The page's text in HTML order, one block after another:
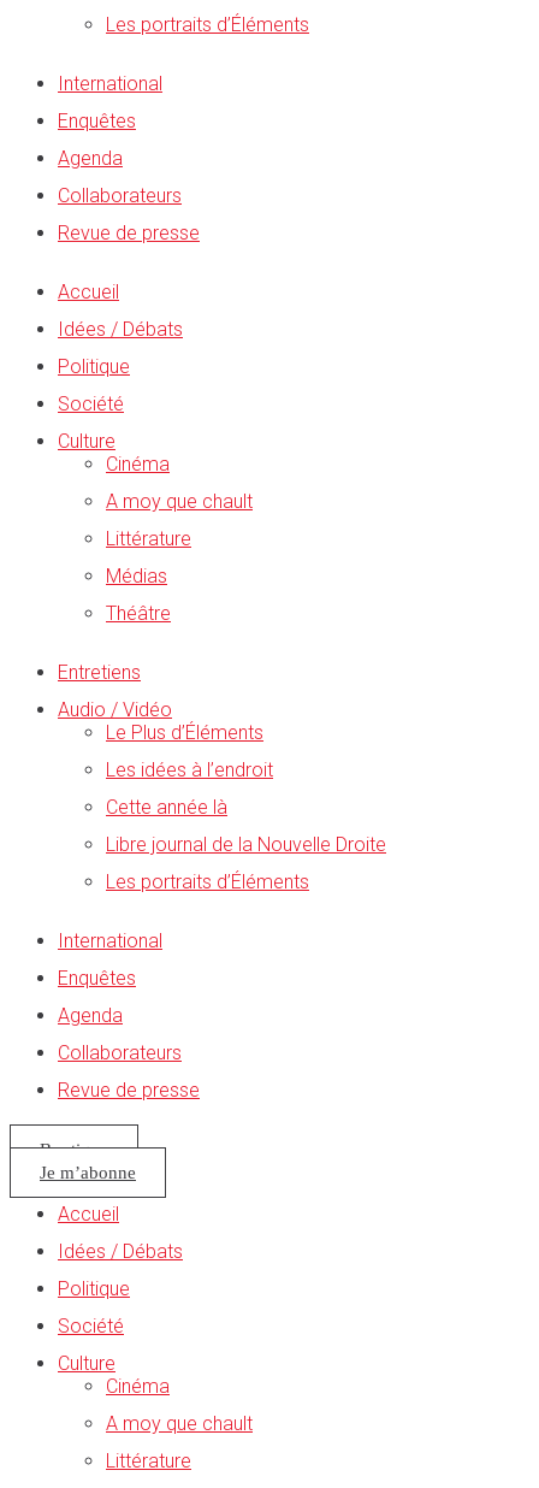
Les portraits d’Éléments
International
Enquêtes
Agenda
Collaborateurs
Revue de presse
Accueil
Idées / Débats
Politique
Société
Culture
Cinéma
A moy que chault
Littérature
Médias
Théâtre
Entretiens
Audio / Vidéo
Le Plus d’Éléments
Les idées à l’endroit
Cette année là
Libre journal de la Nouvelle Droite
Les portraits d’Éléments
International
Enquêtes
Agenda
Collaborateurs
Revue de presse
Boutique
Je m’abonne
Accueil
Idées / Débats
Politique
Société
Culture
Cinéma
A moy que chault
Littérature